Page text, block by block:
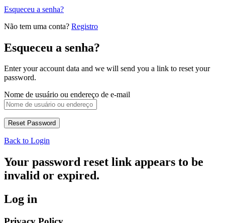
Esqueceu a senha?
Não tem uma conta? Registro
Esqueceu a senha?
Enter your account data and we will send you a link to reset your
password.
Nome de usuário ou endereço de e-mail
Back to Login
Your password reset link appears to be
invalid or expired.
Log in